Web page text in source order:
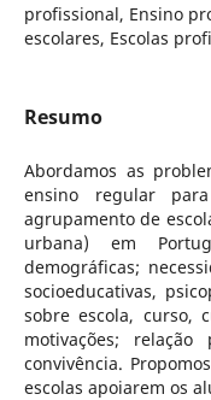
profissional, Ensino
escolares, Escolas
Resumo
Abordamos as
ensino regular
agrupamento de
urbana) em
demográficas;
socioeducativas,
sobre escola, curso,
motivações;
convivência.
escolas apoiarem os